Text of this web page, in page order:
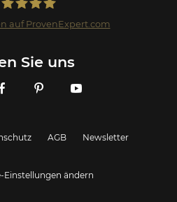
auf ProvenExpert.com
Sie uns
AGB Newsletter
Einstellungen ändern